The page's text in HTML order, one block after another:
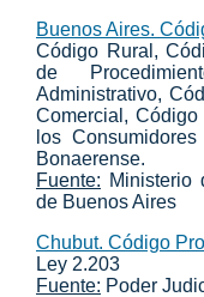
Buenos Aires.
Código Rural,
de
Administrativo,
Comercial,
los
Bonaerense.
Fuente: Ministerio
de Buenos Aires
Chubut. Código
Ley 2.203
Fuente: Poder